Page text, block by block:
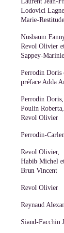
Lodovici
Marie-Restitude
Nusbaum
Revol Olivier
Sappey-
Perrodin Doris
préface Adda
Perrodin Doris,
Poulin Roberta,
Revol Olivier
Perrodin-
Revol Olivier,
Habib Michel
Brun Vincent
Revol Olivier
Reynaud
Siaud-Facchin